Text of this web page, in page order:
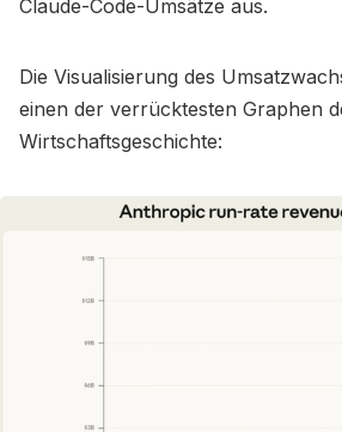
Claude-Code-Umsätze aus.
Die Visualisierung des
einen der verrücktesten Graphen
Wirtschaftsgeschichte: